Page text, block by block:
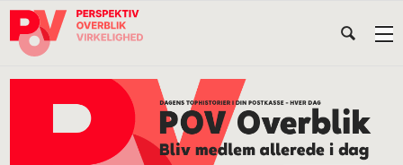
Gå
direkte
Skip
indhold
Gå
direkte